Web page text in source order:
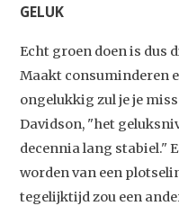
GELUK
Echt groen doen is dus
Maakt consuminderen
ongelukkig zul je je
Davidson, "het
decennia lang stabiel."
worden van een
tegelijktijd zou een